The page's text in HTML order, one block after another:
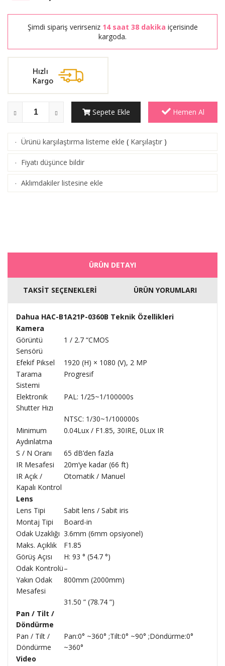
Şimdi sipariş verirseniz 14 saat 38 dakika içerisinde
kargoda.
Sepete Ekle Hemen Al
· Ürünü karşılaştırma listeme ekle ( Karşılaştır )
· Fiyatı düşünce bildir
· Aklımdakiler listesine ekle
ÜRÜN DETAYI
TAKSİT SEÇENEKLERİ ÜRÜN YORUMLARI
Dahua HAC-B1A21P-0360B Teknik Özellikleri
Kamera
Görüntü
Sensörü
1 / 2.7 “CMOS
Efekif Piksel
1920 (H) × 1080 (V), 2 MP
Tarama
Sistemi
Progresif
Elektronik
Shutter Hızı
PAL: 1/25~1/100000s
NTSC: 1/30~1/100000s
Minimum
Aydınlatma
0.04Lux / F1.85, 30IRE, 0Lux IR
S / N Oranı
65 dB’den fazla
IR Mesafesi
20m’ye kadar (66 ft)
IR Açık /
Kapalı Kontrol
Otomatik / Manuel
Lens
Lens Tipi
Sabit lens / Sabit iris
Montaj Tipi
Board-in
Odak Uzaklığı 3.6mm (6mm opsiyonel)
Maks. Açıklık
F1.85
Görüş Açısı
H: 93 ° (54.7 °)
Odak Kontrolü–
Yakın Odak
Mesafesi
800mm (2000mm)
31.50 ” (78.74 ”)
Pan / Tilt /
Döndürme
Pan / Tilt /
Döndürme
Pan:0° ~360° ;Tilt:0° ~90° ;Döndürme:0°
~360°
Video